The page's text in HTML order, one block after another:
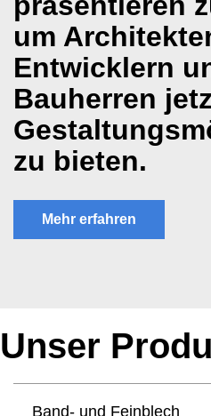
um
Entwicklern
Bauherren
zu bieten.
Mehr erfahren
Unser
Band- und Feinblech